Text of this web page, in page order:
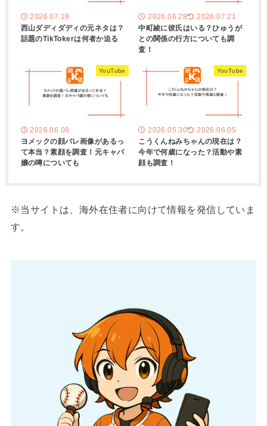
2026.07.19
西山ダディダディの元ネタは？
話題のTikTokerは何者か迫る
2026.06.28 2026.07.21
中町綾に彼氏はいる？ひゅうが
との関係の行方についても調
査！
YouTube
2026.06.08
ヨメックの顔バレ画像があるっ
て本当？素顔を調査！元キャバ
嬢の噂についても
YouTube
2026.05.30 2026.06.05
こうくんねみちゃんの現在は？
今年で何歳になった？活動や素
顔も調査！
※当サイトは、海外在住者に向けて情報を発信していま
す。